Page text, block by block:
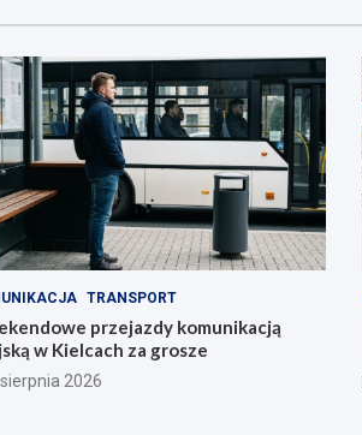
TRANSPORT
przejazdy komunikacją
w Kielcach za grosze
2026